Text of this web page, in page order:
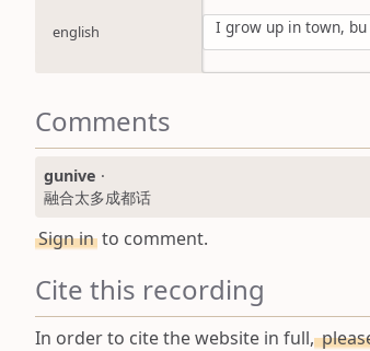
english I grow up in town,
Comments
gunive ·
融合太多成都话
Sign in to comment.
Cite this recording
In order to cite the website in full,